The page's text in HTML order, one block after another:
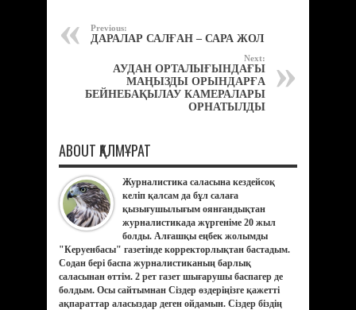
Previous:
ДАРАЛАР САЛҒАН – САРА ЖОЛ
Next:
АУДАН ОРТАЛЫҒЫНДАҒЫ
МАҢЫЗДЫ ОРЫНДАРҒА
БЕЙНЕБАҚЫЛАУ КАМЕРАЛАРЫ
ОРНАТЫЛДЫ
ABOUT ҚАЛМҰРАТ
Журналистика саласына кездейсоқ
келіп қалсам да бұл салаға
қызығушылығым оянғандықтан
журналистикада жүргеніме 20 жыл
болды. Алғашқы еңбек жолымды
"Керуенбасы" газетінде корректорлықтан бастадым.
Содан бері баспа журналистиканың барлық
саласынан өттім. 2 рет газет шығарушы баспагер де
болдым. Осы сайтымнан Сіздер өздеріңізге қажетті
ақпараттар аласыздар деген ойдамын. Сіздер біздің